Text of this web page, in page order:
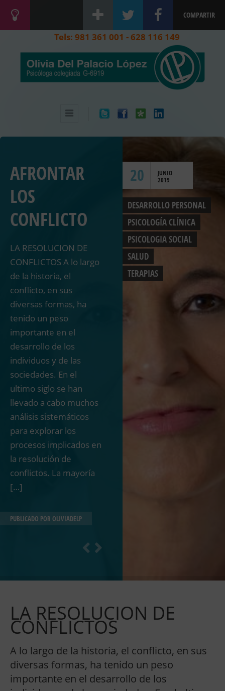
COMPARTIR
Tels: 981 361 001 - 628 116 149
20
JUNIO
2019
AFRONTAR
LOS
CONFLICTO
DESARROLLO PERSONAL
PSICOLOGÍA CLÍNICA
PSICOLOGIA SOCIAL
SALUD
TERAPIAS
LA RESOLUCION DE
CONFLICTOS A lo largo
de la historia, el
conflicto, en sus
diversas formas, ha
tenido un peso
importante en el
desarrollo de los
individuos y de las
sociedades. En el
ultimo siglo se han
llevado a cabo muchos
análisis sistemáticos
para explorar los
procesos implicados en
la resolución de
conflictos. La mayoría
[…]
PUBLICADO POR OLIVIADELP
LA RESOLUCION DE
CONFLICTOS
A lo largo de la historia, el conflicto, en sus
diversas formas, ha tenido un peso
importante en el desarrollo de los